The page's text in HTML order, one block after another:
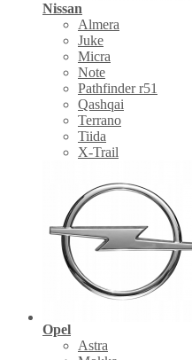
Nissan
Almera
Juke
Micra
Note
Pathfinder r51
Qashqai
Terrano
Tiida
X-Trail
Opel
Astra